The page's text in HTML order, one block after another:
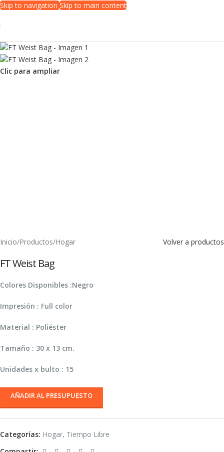
Skip to navigationSkip to main content
Clic para ampliar
Inicio/Productos/Hogar Volver a productos
FT Weist Bag
Colores Disponibles :Negro
Impresión : Full color
Material : Poliéster
Tamaño : 30 x 13 cm.
Unidades x bulto : 15
AÑADIR AL PRESUPUESTO
Categorías: Hogar, Tiempo Libre